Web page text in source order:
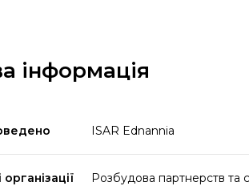
інформація
ISAR Ednannia
Розбудова партнерств та